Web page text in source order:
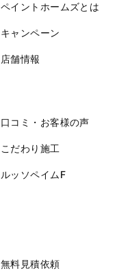
ペイントホームズとは
キャンペーン
店舗情報
口コミ・お客様の声
こだわり施工
ルッソペイムF
無料見積依頼